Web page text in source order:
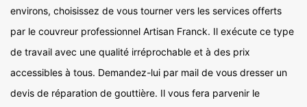
environs, choisissez de vous tourner vers les services offerts
par le couvreur professionnel Artisan Franck. Il exécute ce type
de travail avec une qualité irréprochable et à des prix
accessibles à tous. Demandez-lui par mail de vous dresser un
devis de réparation de gouttière. Il vous fera parvenir le